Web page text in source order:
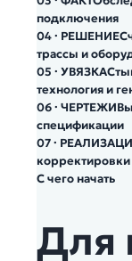
подключения
04 · РЕШЕНИЕ
трассы и
05 · УВЯЗКА
технология и
06 · ЧЕРТЕЖИ
спецификации
07 ·
С чего начать
Для